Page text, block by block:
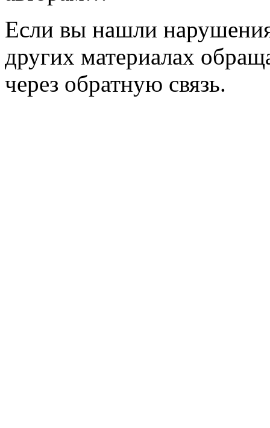
Если вы нашли
других материалах
через обратную связь.